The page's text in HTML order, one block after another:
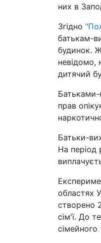
них в
Згідно
батькам-
будинок.
невідомо,
дитячий
Батьками-
прав
Батьки-
На період
областях
створено
сім'ї. До